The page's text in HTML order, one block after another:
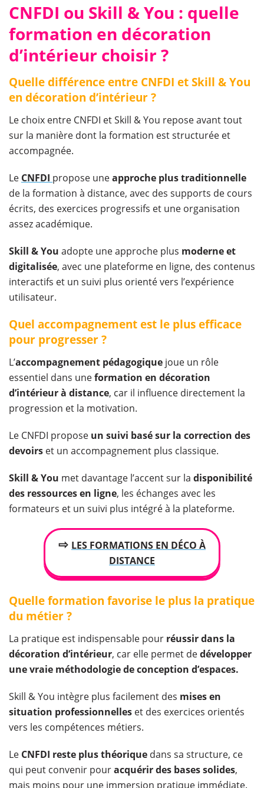
CNFDI ou Skill & You : quelle
formation en décoration
d’intérieur choisir ?
Quelle différence entre CNFDI et Skill & You
en décoration d’intérieur ?
Le choix entre CNFDI et Skill & You repose avant tout
sur la manière dont la formation est structurée et
accompagnée.
Le CNFDI propose uneapproche plus traditionnelle
de la formation à distance, avec des supports de cours
écrits, des exercices progressifs et une organisation
assez académique.
Skill & You adopte une approche plus moderne et
digitalisée, avec une plateforme en ligne, des contenus
interactifs et un suivi plus orienté vers l’expérience
utilisateur.
Quel accompagnement est le plus efficace
pour progresser ?
L’accompagnement pédagogique joue un rôle
essentiel dans uneformation en décoration
d’intérieur à distance, car il influence directement la
progression et la motivation.
Le CNFDI propose un suivi basé sur la correction des
devoirs et un accompagnement plus classique.
Skill & You met davantage l’accent sur la disponibilité
des ressources en ligne, les échanges avec les
formateurs et un suivi plus intégré à la plateforme.
⇨ LES FORMATIONS EN DÉCO À
DISTANCE
Quelle formation favorise le plus la pratique
du métier ?
La pratique est indispensable pour réussir dans la
décoration d’intérieur, car elle permet dedévelopper
une vraie méthodologie de conception d’espaces.
Skill & You intègre plus facilement des mises en
situation professionnelles et des exercices orientés
vers les compétences métiers.
Le CNFDI reste plus théorique dans sa structure, ce
qui peut convenir pouracquérir des bases solides,
mais moins pour une immersion pratique immédiate.